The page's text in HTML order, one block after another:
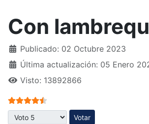
Con
Publicado: 02 Octubre 2023
Última actualización: 05 Enero
Visto: 13892866
Ratio:4.5/
Por favor, vote